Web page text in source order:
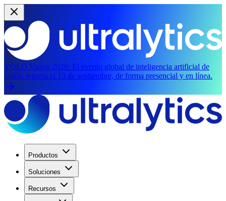
YOLO Vision 2026: El evento global de inteligencia artificial de
visión regresa el 13 de septiembre, de forma presencial y en línea.
Productos
Soluciones
Recursos